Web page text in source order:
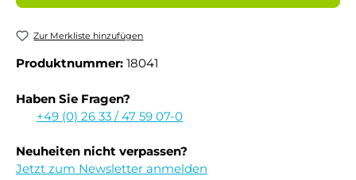
Zur Merkliste hinzufügen
Produktnummer: 18041
Haben Sie Fragen?
+49 (0) 26 33 / 47 59 07-0
Neuheiten nicht verpassen?
Jetzt zum Newsletter anmelden